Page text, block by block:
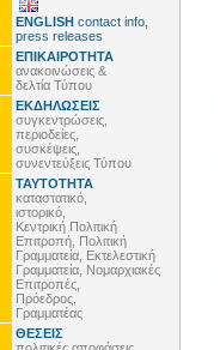
ENGLISH contact info,
press releases
ΕΠΙΚΑΙΡΟΤΗΤΑ
ανακοινώσεις &
δελτία Τύπου
ΕΚΔΗΛΩΣΕΙΣ
συγκεντρώσεις,
περιοδείες,
συσκέψεις,
συνεντεύξεις Τύπου
ΤΑΥΤΟΤΗΤΑ
καταστατικό,
ιστορικό,
Κεντρική Πολιτική
Επιτροπή, Πολιτική
Γραμματεία, Εκτελεστική
Γραμματεία, Νομαρχιακές
Επιτροπές,
Πρόεδρος,
Γραμματέας
ΘΕΣΕΙΣ